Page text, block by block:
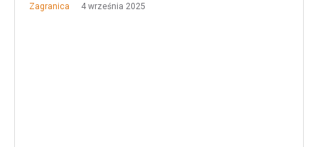
Zagranica 4 września 2025